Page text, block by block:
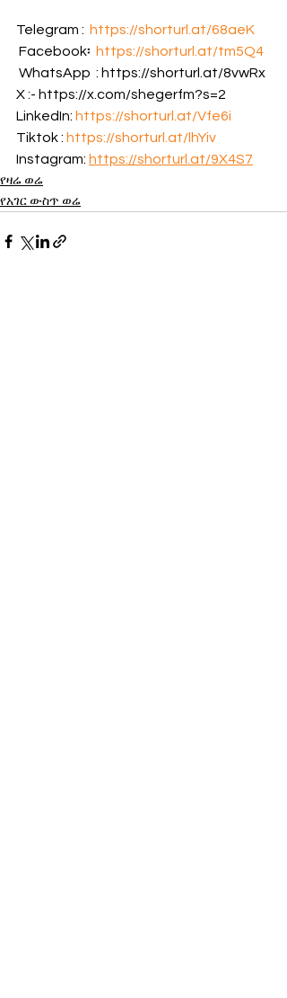
Telegram : https://shorturl.at/68aeK
Facebook፡ https://shorturl.at/tm5Q4
WhatsApp  : https://shorturl.at/8vwRx
X :- https://x.com/shegerfm?s=2
LinkedIn: https://shorturl.at/Vfe6i
Tiktok : https://shorturl.at/lhYiv
Instagram: https://shorturl.at/9X4S7
የዛሬ ወሬ
የአገር ውስጥ ወሬ